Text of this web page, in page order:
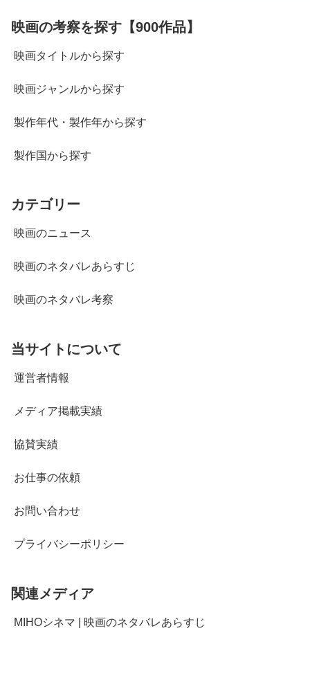
映画の考察を探す【900作品】
映画タイトルから探す
映画ジャンルから探す
製作年代・製作年から探す
製作国から探す
カテゴリー
映画のニュース
映画のネタバレあらすじ
映画のネタバレ考察
当サイトについて
運営者情報
メディア掲載実績
協賛実績
お仕事の依頼
お問い合わせ
プライバシーポリシー
関連メディア
MIHOシネマ | 映画のネタバレあらすじ